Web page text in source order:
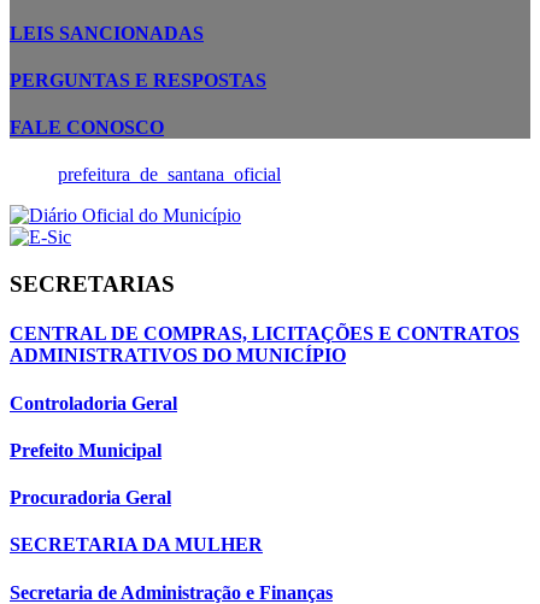
LEIS SANCIONADAS
PERGUNTAS E RESPOSTAS
FALE CONOSCO
prefeitura_de_santana_oficial
SECRETARIAS
CENTRAL DE COMPRAS, LICITAÇÕES E CONTRATOS
ADMINISTRATIVOS DO MUNICÍPIO
Controladoria Geral
Prefeito Municipal
Procuradoria Geral
SECRETARIA DA MULHER
Secretaria de Administração e Finanças